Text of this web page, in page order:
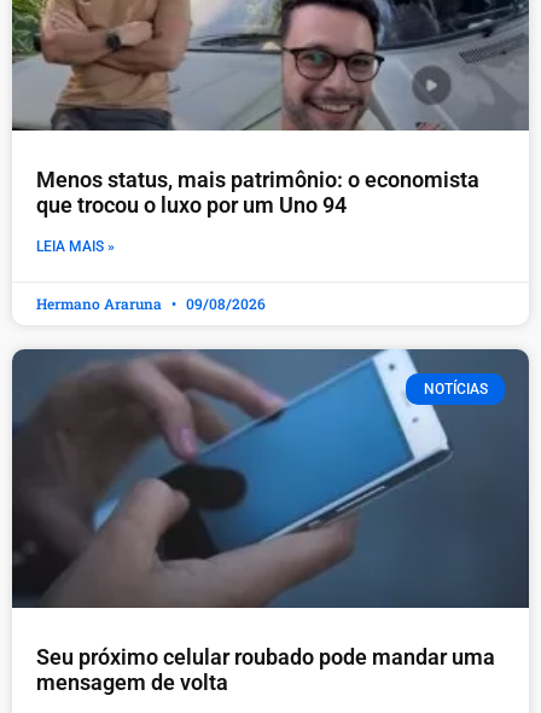
Menos status, mais patrimônio: o economista
que trocou o luxo por um Uno 94
LEIA MAIS »
Hermano Araruna 09/08/2026
NOTÍCIAS
Seu próximo celular roubado pode mandar uma
mensagem de volta